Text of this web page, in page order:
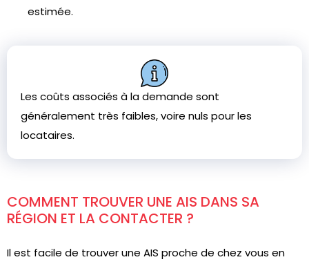
estimée.
Les coûts associés à la demande sont
généralement très faibles, voire nuls pour les
locataires.
COMMENT TROUVER UNE AIS DANS SA
RÉGION ET LA CONTACTER ?
Il est facile de trouver une AIS proche de chez vous en